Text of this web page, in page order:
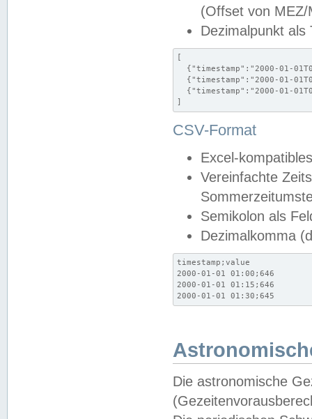
(Offset von MEZ/
Dezimalpunkt als
[
{"timestamp":"2000-01-
{"timestamp":"2000-01-
{"timestamp":"2000-01-
]
CSV-Format
Excel-
Vereinfachte
Semikolon als
Dezimalkomma
timestamp;value
2000-01-01 01:00;646
2000-01-01 01:15;646
2000-01-01 01:30;645
Die astronomische